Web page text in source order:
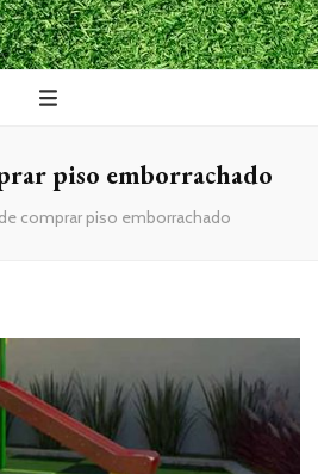
piso emborrachado
comprar piso emborrachado